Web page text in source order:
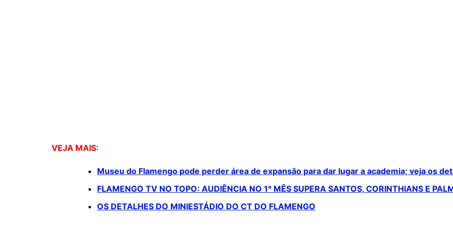
VEJA MAIS:
Museu do Flamengo pode perder área de expansão para dar lugar a academia; veja os
FLAMENGO TV NO TOPO: AUDIÊNCIA NO 1° MÊS SUPERA SANTOS, CORINTHIANS E
OS DETALHES DO MINIESTÁDIO DO CT DO FLAMENGO